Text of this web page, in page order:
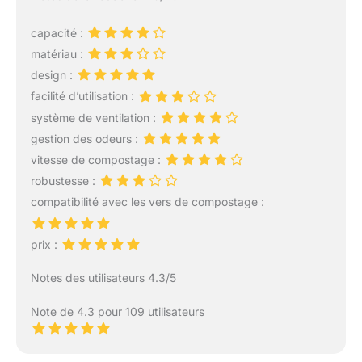
Collectez et faites
fermenter vos restes de
cuisine sans odeur
nauséabonde ni
mouches à fruits
gênantes ! Les micro-
fermentent vos restes
: Avec des dimensions
seaux Bokashi sont
capacité :
matériau :
design :
facilité d’utilisation :
système de ventilation :
gestion des odeurs :
vitesse de compostage :
robustesse :
compatibilité avec les vers de compostage :
prix :
Notes des utilisateurs 4.3/5
Note de 4.3 pour 109 utilisateurs